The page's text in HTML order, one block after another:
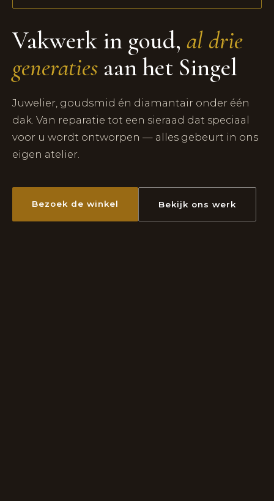
Vakwerk in goud, al drie
generaties aan het Singel
Juwelier, goudsmid én diamantair onder één
dak. Van reparatie tot een sieraad dat speciaal
voor u wordt ontworpen — alles gebeurt in ons
eigen atelier.
Bezoek de winkel Bekijk ons werk